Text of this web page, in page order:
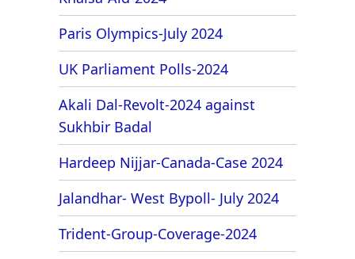
Paris Olympics-July 2024
UK Parliament Polls-2024
Akali Dal-Revolt-2024 against
Sukhbir Badal
Hardeep Nijjar-Canada-Case 2024
Jalandhar- West Bypoll- July 2024
Trident-Group-Coverage-2024